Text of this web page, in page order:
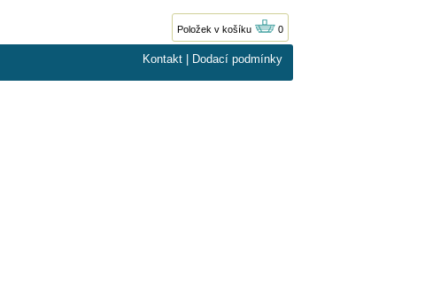
Položek v košíku 0
Kontakt Dodací podmínky